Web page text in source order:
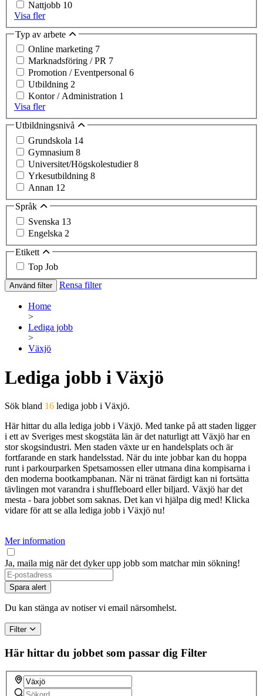
Nattjobb 10
Visa fler
Typ av arbete
Online marketing 7
Marknadsföring / PR 7
Promotion / Eventpersonal 6
Utbildning 2
Kontor / Administration 1
Visa fler
Utbildningsnivå
Grundskola 14
Gymnasium 8
Universitet/Högskolestudier8
Yrkesutbildning 8
Annan 12
Språk
Svenska 13
Engelska 2
Etikett
Top Job
Använd filter Rensa filter
Home
>
Lediga jobb
>
Växjö
Lediga jobb i Växjö
Sök bland 16 lediga jobb i Växjö.
Här hittar du alla lediga jobb i Växjö. Med tanke på att staden ligger
i ett av Sveriges mest skogstäta län är det naturligt att Växjö har en
stor skogsindustri. Men staden växte ur en handelsplats och är
fortfarande en stark handelsstad. När du inte jobbar kan du hoppa
runt i parkourparken Spetsamossen eller utmana dina kompisarna i
den moderna bootkampbanan. När ni tränat färdigt kan ni fortsätta
tävlingen mot varandra i shuffleboard eller biljard. Växjö har det
mesta - bara jobbet som saknas. Det kan vi hjälpa dig med! Klicka
vidare för att se alla lediga jobb i Växjö nu!
Mer information
Ja, maila mig när det dyker upp jobb som matchar min sökning!
If
you
are
a
ignore
this
field
Spara alert
Du kan stänga av notiser vi email närsomhelst.
Filter
Här hittar du jobbet som passar dig Filter